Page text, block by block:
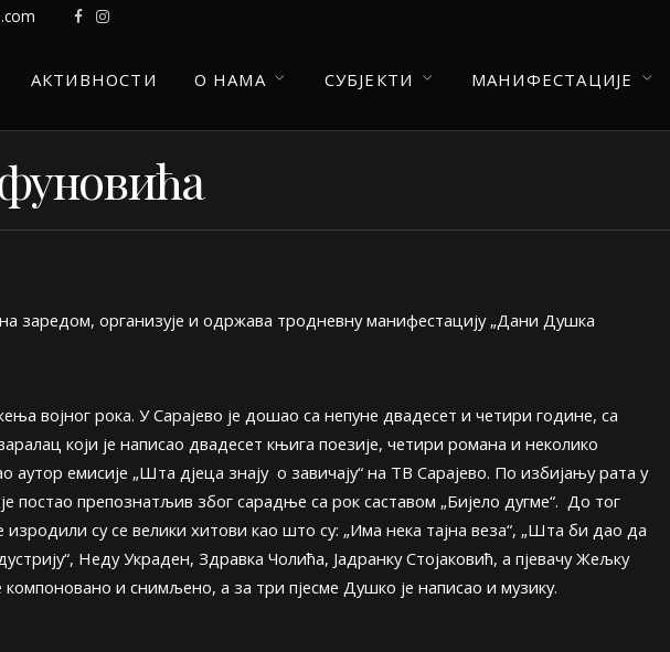
АКТИВНОСТИ О НАМА СУБЈЕКТИ МАНИФЕСТАЦИЈЕ
заредом, организује и одржава тродневну манифестацију „Дани Душка
војног рока. У Сарајево је дошао са непуне двадесет и четири године, са
који је написао двадесет књига поезије, четири романа и неколико
емисије „Шта дјеца знају о завичају“ на ТВ Сарајево. По избијању рата у
препознатљив због сарадње са рок саставом „Бијело дугме“. До тог
су се велики хитови као што су: „Има нека тајна веза“, „Шта би дао да
Неду Украден, Здравка Чолића, Јадранку Стојаковић, а пјевачу Жељку
и снимљено, а за три пјесме Душко је написао и музику.